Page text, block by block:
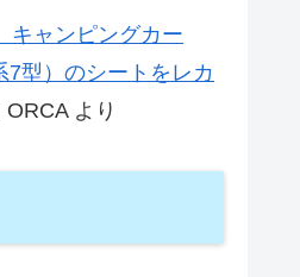
ャンピングカー
7型）のシートをレカ
ORCAより